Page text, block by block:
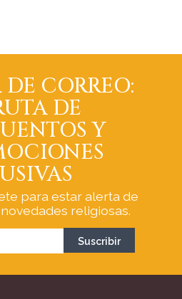
CORREO:
DE
Y
para estar alerta de
religiosas.